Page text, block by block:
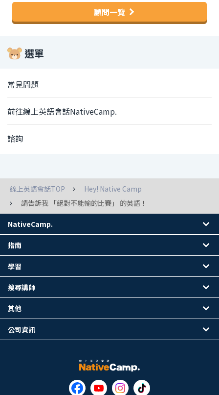
顧問一覽
選單
常見問題
前往線上英語會話NativeCamp.
諮詢
線上英語會話TOP
Hey! Native Camp
請告訴我 「絕對不能輸的比賽」 的英語！
NativeCamp.
指南
學習
搜尋講師
其他
公司資訊